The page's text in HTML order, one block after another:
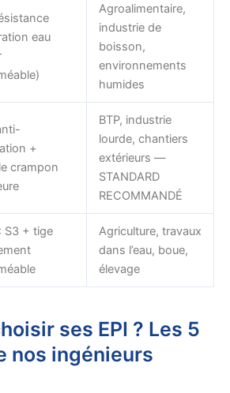
eau
Agroalimentaire,
industrie de
boisson,
environnements
humides
+
crampon
BTP, industrie
lourde, chantiers
extérieurs —
STANDARD
RECOMMANDÉ
S3 + tige
Agriculture, travaux
dans l’eau, boue,
élevage
ses EPI ? Les 5
nos ingénieurs